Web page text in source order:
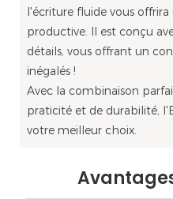
l'écriture fluide vous
productive. Il est conçu
détails, vous offrant un
inégalés !
Avec la combinaison
praticité et de durabilité,
votre meilleur choix.